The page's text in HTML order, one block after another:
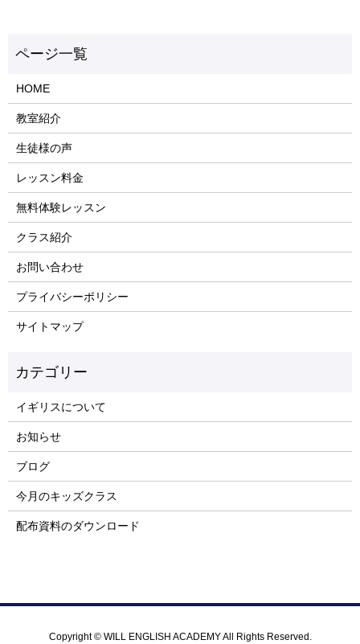
HOME
教室紹介
生徒様の声
レッスン料金
無料体験レッスン
クラス紹介
お問い合わせ
プライバシーポリシー
サイトマップ
イギリスについて
お知らせ
ブログ
今月のキッズクラス
配布資料のダウンロード
Copyright © WILL ENGLISH ACADEMY All Rights Reserved.